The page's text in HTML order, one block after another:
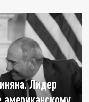
Лидер